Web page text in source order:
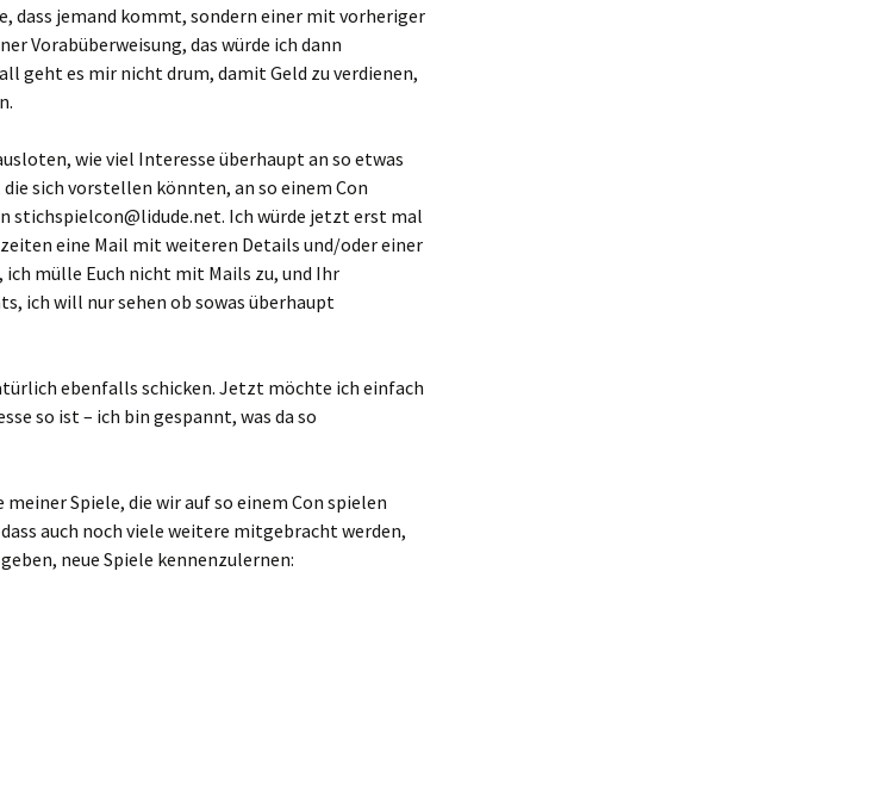
dass jemand kommt, sondern einer mit vorheriger
Vorabüberweisung, das würde ich dann
geht es mir nicht drum, damit Geld zu verdienen,
wie viel Interesse überhaupt an so etwas
sich vorstellen könnten, an so einem Con
stichspielcon@lidude.net. Ich würde jetzt erst mal
eine Mail mit weiteren Details und/oder einer
mülle Euch nicht mit Mails zu, und Ihr
ich will nur sehen ob sowas überhaupt
ebenfalls schicken. Jetzt möchte ich einfach
so ist – ich bin gespannt, was da so
Spiele, die wir auf so einem Con spielen
auch noch viele weitere mitgebracht werden,
neue Spiele kennenzulernen: